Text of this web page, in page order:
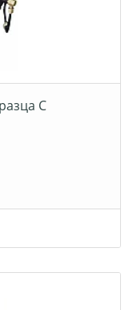
С